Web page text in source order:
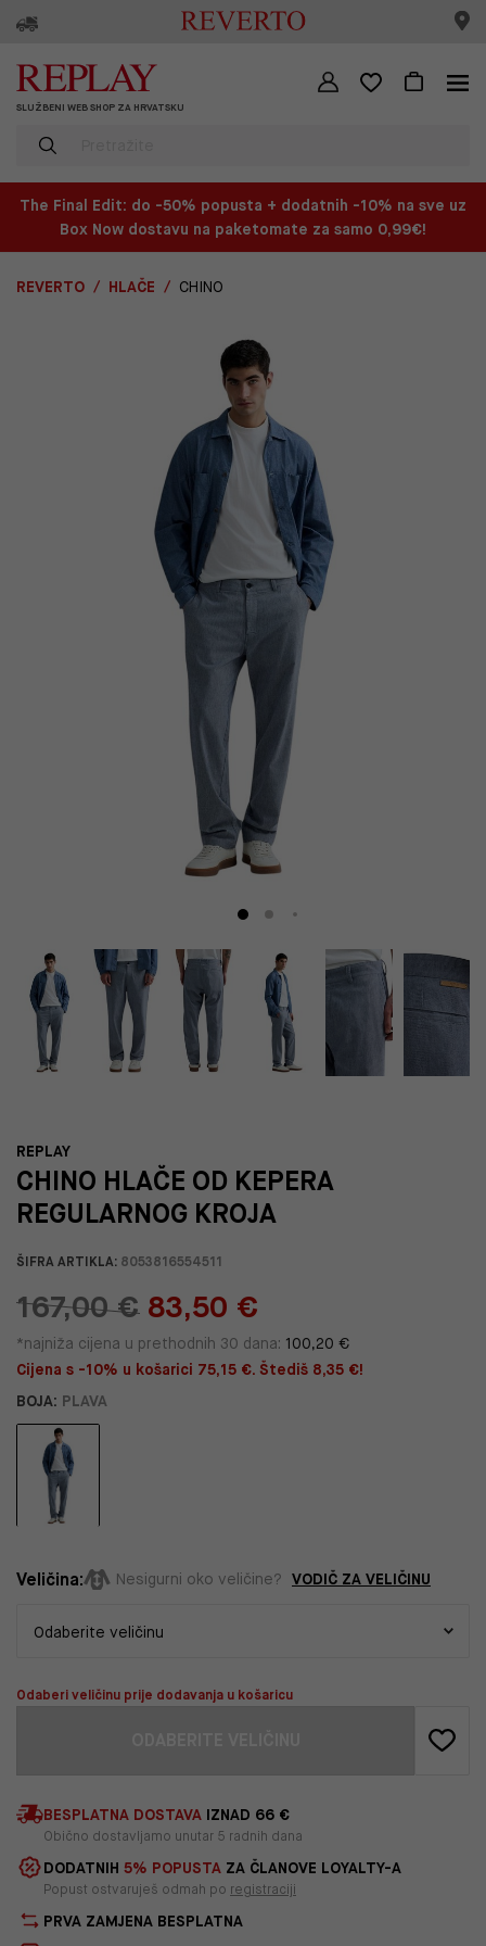
SLUŽBENI WEB SHOP ZA HRVATSKU
The Final Edit: do -50% popusta + dodatnih -10% na sve uz
Box Now dostavu na paketomate za samo 0,99€!
REVERTO HLAČE CHINO
REPLAY
CHINO HLAČE OD KEPERA
REGULARNOG KROJA
ŠIFRA ARTIKLA: 8053816554511
167,00 € 83,50 €
*najniža cijena u prethodnih 30 dana: 100,20 €
Cijena s -10% u košarici 75,15 €. Štediš 8,35 €!
BOJA: PLAVA
Veličina: Nesigurni oko veličine? VODIČ ZA VELIČINU
Odaberi veličinu prije dodavanja u košaricu
BESPLATNA DOSTAVA IZNAD 66 €
Obično dostavljamo unutar 5 radnih dana
DODATNIH 5% POPUSTA ZA ČLANOVE LOYALTY-A
Popust ostvaruješ odmah po registraciji
PRVA ZAMJENA BESPLATNA